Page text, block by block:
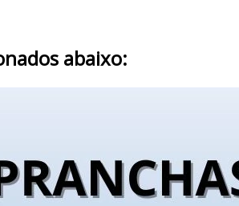
abaixo: